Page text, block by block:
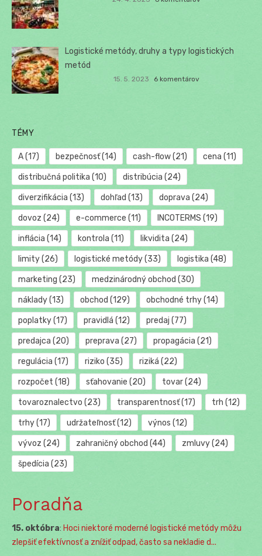
Logistické metódy, druhy a typy logistických
metód
15. 5. 2023 6 komentárov
TÉMY
A(17) bezpečnosť(14) cash-flow(21) cena (11)
distribučná politika (10) distribúcia (24)
diverzifikácia (13) dohľad (13) doprava (24)
dovoz (24) e-commerce (11) INCOTERMS (19)
inflácia (14) kontrola (11) likvidita (24)
limity(26) logistické metódy(33) logistika (48)
marketing (23) medzinárodný obchod (30)
náklady(13) obchod (129) obchodné trhy(14)
poplatky(17) pravidlá (12) predaj (77)
predajca (20) preprava (27) propagácia (21)
regulácia (17) riziko (35) riziká (22)
rozpočet (18) sťahovanie (20) tovar(24)
tovaroznalectvo (23) transparentnosť(17) trh (12)
trhy(17) udržateľnosť(12) výnos (12)
vývoz (24) zahraničný obchod (44) zmluvy(24)
špedícia (23)
Poradňa
15. októbra: Hoci niektoré moderné logistické metódy môžu
zlepšiť efektívnosť a znížiť odpad, často sa nekladie d...